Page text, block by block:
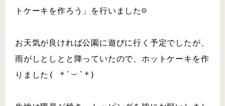
トケーキを作ろう」を行いました☺
お天気が良ければ公園に遊びに行く予定でしたが、
雨がしとしとと降っていたので、ホットケーキを作
りました( *´︶`*)